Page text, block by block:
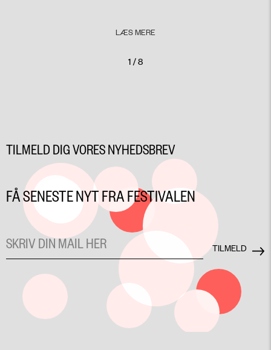
LÆS MERE
1 / 8
TILMELD DIG VORES NYHEDSBREV
FÅ SENESTE NYT FRA FESTIVALEN